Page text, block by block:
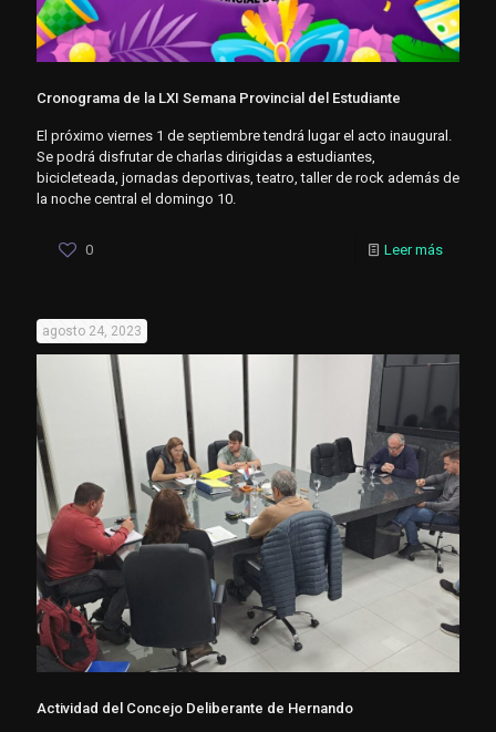
Cronograma de la LXI Semana Provincial del Estudiante
El próximo viernes 1 de septiembre tendrá lugar el acto inaugural.
Se podrá disfrutar de charlas dirigidas a estudiantes,
bicicleteada, jornadas deportivas, teatro, taller de rock además de
la noche central el domingo 10.
0 Leer más
agosto 24, 2023
Actividad del Concejo Deliberante de Hernando